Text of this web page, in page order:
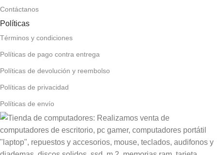
Contáctanos
Políticas
Términos y condiciones
Políticas de pago contra entrega
Políticas de devolución y reembolso
Políticas de privacidad
Políticas de envío